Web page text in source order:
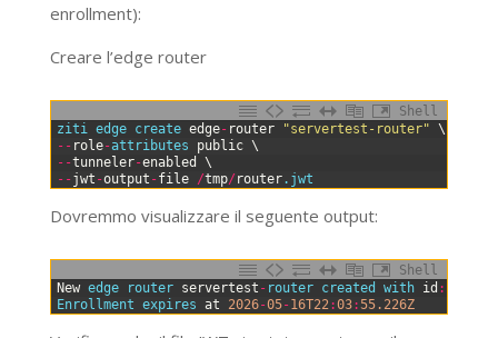
enrollment):
Creare l’edge router
Shell
ziti edge create edge- router "servertest-router" \
-- role-attributes public \
--tunneler-enabled
\
--jwt -output -file /tmp/ router.jwt
Dovremmo visualizzare il seguente output:
Shell
New edge router servertest - router created with id :
Enrollment expires at 2026-05-16T22 :03:55.226Z